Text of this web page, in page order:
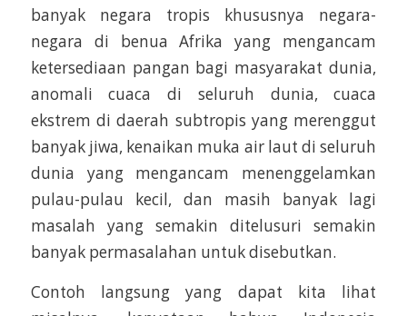
banyak negara tropis khususnya negara-
negara di benua Afrika yang mengancam
ketersediaan pangan bagi masyarakat dunia,
anomali cuaca di seluruh dunia, cuaca
ekstrem di daerah subtropis yang merenggut
banyak jiwa, kenaikan muka air laut di seluruh
dunia yang mengancam menenggelamkan
pulau-pulau kecil, dan masih banyak lagi
masalah yang semakin ditelusuri semakin
banyak permasalahan untuk disebutkan.
Contoh langsung yang dapat kita lihat